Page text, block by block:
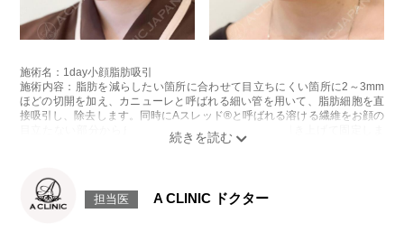
施術名：1day小顔脂肪吸引
施術内容：脂肪を減らしたい箇所に合わせて目立ちにくい箇所に2～3mm
ほどの切開を加え、カニューレと呼ばれる細い管を用いて、脂肪細胞を直
接吸引し、除去します。同時にAスレッド®と呼ばれる溶ける繊維をお顔の
目立たない部分から皮下へ挿入し、皮膚を内側から引き上げて固定しま
感などが術後一時的に生じることがございます。また、稀に貧血、細菌感
染症、左右差、施術箇所の知覚鈍麻、ぼこつき、硬結、瘢痕化、色素沈
担当医 A CLINIC ドクター